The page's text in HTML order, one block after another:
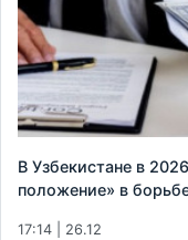
В Узбекистане в
положение» в
17:14 | 26.12